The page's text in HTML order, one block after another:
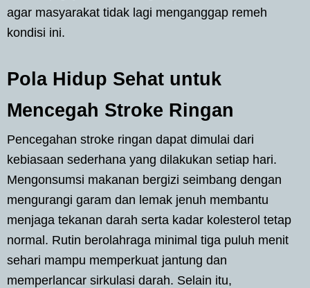
agar masyarakat tidak lagi menganggap remeh
kondisi ini.
Pola Hidup Sehat untuk
Mencegah Stroke Ringan
Pencegahan stroke ringan dapat dimulai dari
kebiasaan sederhana yang dilakukan setiap hari.
Mengonsumsi makanan bergizi seimbang dengan
mengurangi garam dan lemak jenuh membantu
menjaga tekanan darah serta kadar kolesterol tetap
normal. Rutin berolahraga minimal tiga puluh menit
sehari mampu memperkuat jantung dan
memperlancar sirkulasi darah. Selain itu,